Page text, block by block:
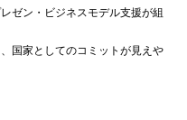
ゼン・ビジネスモデル支援が組
国家としてのコミットが見えや